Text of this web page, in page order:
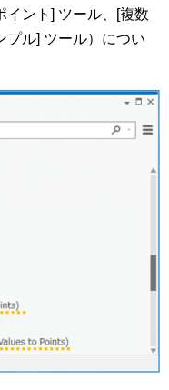
ント] ツール、[複数
ル] ツール）につい